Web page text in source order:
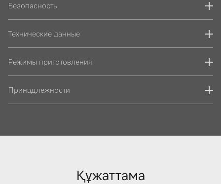
Безопасность
Технические данные
Режимы приготовления
Принадлежности
Құжаттама